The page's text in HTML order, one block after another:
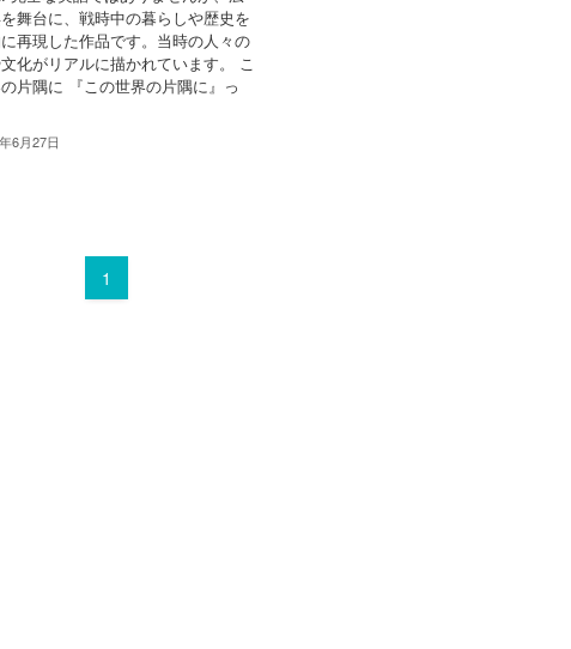
舞台に、戦時中の暮らしや歴史を
再現した作品です。当時の人々の
化がリアルに描かれています。 こ
片隅に 『この世界の片隅に』っ
6月27日
1